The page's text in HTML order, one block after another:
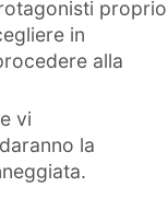
proprio
in
alla
vi
la